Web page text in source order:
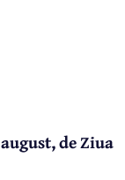
de Ziua